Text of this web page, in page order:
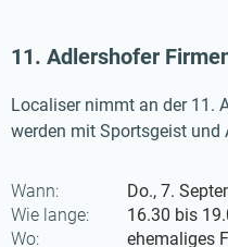
11. Adlershofer
Localiser nimmt an der 11.
werden mit Sportsgeist und
Wann:
Wie lange:
Wo:
Do., 7.
16.30 bis
ehemaliges